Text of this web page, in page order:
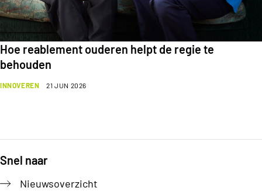
INNOVEREN 21 JUN 2026
Hoe reablement ouderen helpt de regie te
behouden
Snel naar
Nieuwsoverzicht